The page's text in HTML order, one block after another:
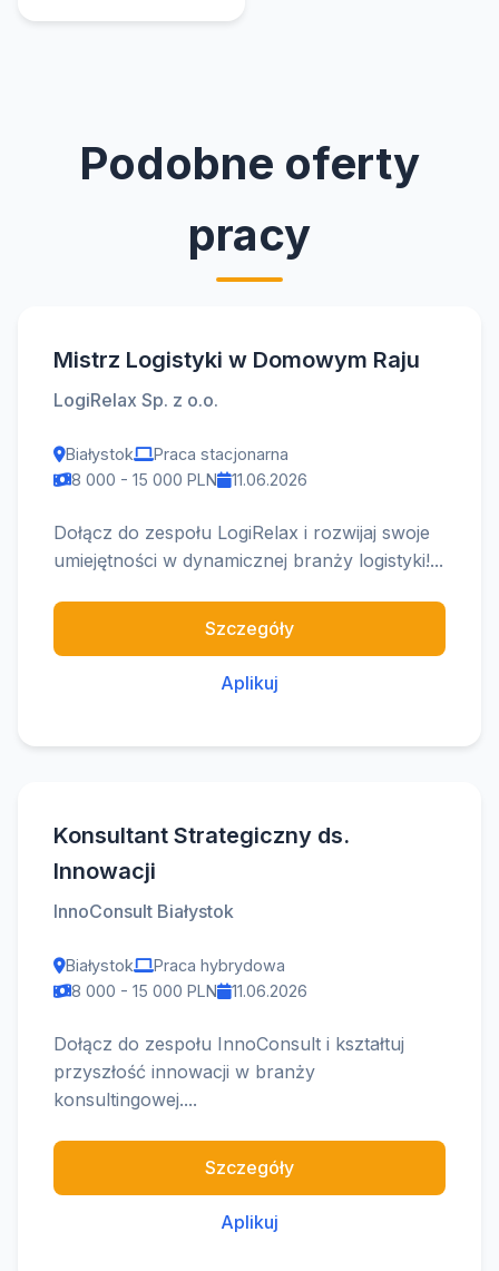
Podobne oferty
pracy
Mistrz Logistyki w Domowym Raju
LogiRelax Sp. z o.o.
Białystok
Praca stacjonarna
8 000 - 15 000 PLN
11.06.2026
Dołącz do zespołu LogiRelax i rozwijaj swoje
umiejętności w dynamicznej branży logistyki!...
Szczegóły
Aplikuj
Konsultant Strategiczny ds.
Innowacji
InnoConsult Białystok
Białystok
Praca hybrydowa
8 000 - 15 000 PLN
11.06.2026
Dołącz do zespołu InnoConsult i kształtuj
przyszłość innowacji w branży
konsultingowej....
Szczegóły
Aplikuj